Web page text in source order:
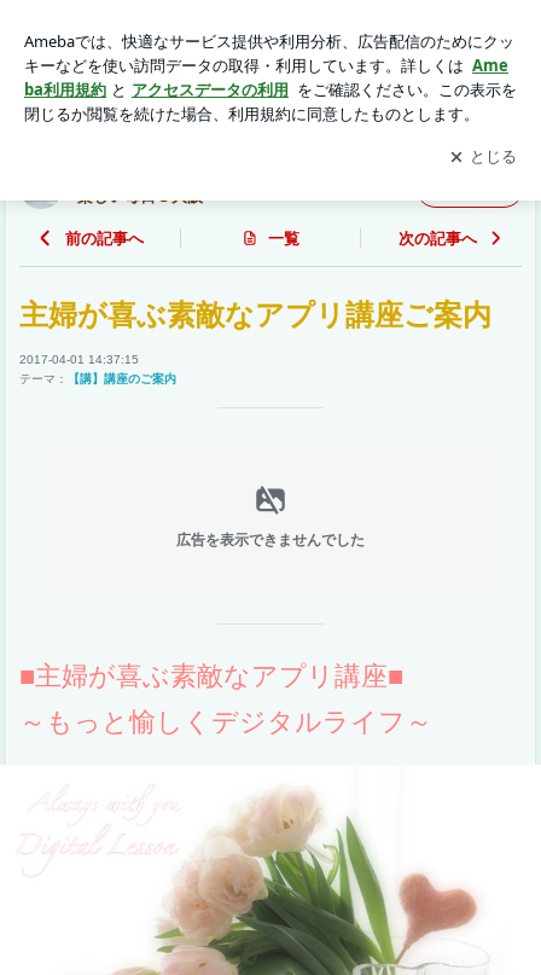
ちゃん『しゅう』との楽しい毎日＠大阪～
アプリをダウンロードして ブログの更新通知
を受け取りまし
ょう。
開く
楽しい毎日＠大阪～
前の記事へ 一覧 次の記事へ
主婦が喜ぶ素敵なアプリ講座ご案内
2017-04-01 14:37:15
テーマ：
【講】講座のご案内
広告を表示できませんでした
■主婦が喜ぶ素敵なアプリ講座■
～もっと愉しくデジタルライフ～